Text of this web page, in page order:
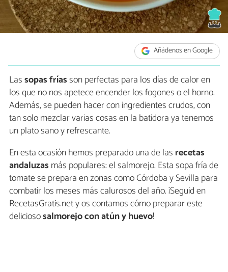
Añádenos en Google
Lassopas fríasson perfectas para los días de calor en
los que no nos apetece encender los fogones o el horno.
Además, se pueden hacer con ingredientes crudos, con
tan solo mezclar varias cosas en la batidora ya tenemos
un plato sano y refrescante.
En esta ocasión hemos preparado una de las recetas
andaluzas más populares: el salmorejo. Esta sopa fría de
tomate se prepara en zonas como Córdoba y Sevilla para
combatir los meses más calurosos del año. ¡Seguid en
RecetasGratis.net y os contamos cómo preparar este
deliciososalmorejo con atún y huevo!